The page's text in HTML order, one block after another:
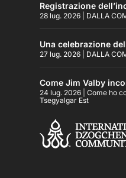
Registrazione
28 lug. 2026 DALLA
Una celebrazione
27 lug. 2026 DALLA
Come Jim Valby
24 lug. 2026 |Come ho
Tsegyalgar Est